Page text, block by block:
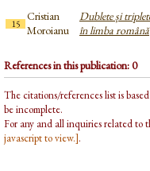
15
Cristian
Moroianu
Dublete și
în limba română
References in this publication: 0
The citations/references list is
be incomplete.
For any and all inquiries related to
javascript to view.].